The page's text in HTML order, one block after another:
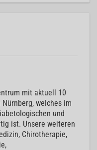
mit aktuell 10
welches im
und
ist. Unsere weiteren
Chirotherapie,